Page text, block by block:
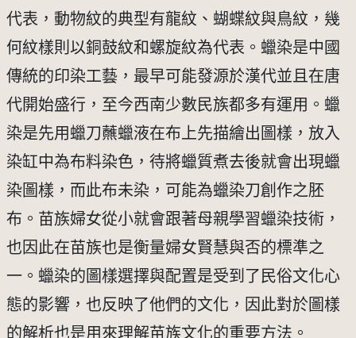
代表，動物紋的典型有龍紋、蝴蝶紋與鳥紋，幾
何紋樣則以銅鼓紋和螺旋紋為代表。蠟染是中國
傳統的印染工藝，最早可能發源於漢代並且在唐
代開始盛行，至今西南少數民族都多有運用。蠟
染是先用蠟刀蘸蠟液在布上先描繪出圖樣，放入
染缸中為布料染色，待將蠟質煮去後就會出現蠟
染圖樣，而此布未染，可能為蠟染刀創作之胚
布。苗族婦女從小就會跟著母親學習蠟染技術，
也因此在苗族也是衡量婦女賢慧與否的標準之
一。蠟染的圖樣選擇與配置是受到了民俗文化心
態的影響，也反映了他們的文化，因此對於圖樣
的解析也是用來理解苗族文化的重要方法。